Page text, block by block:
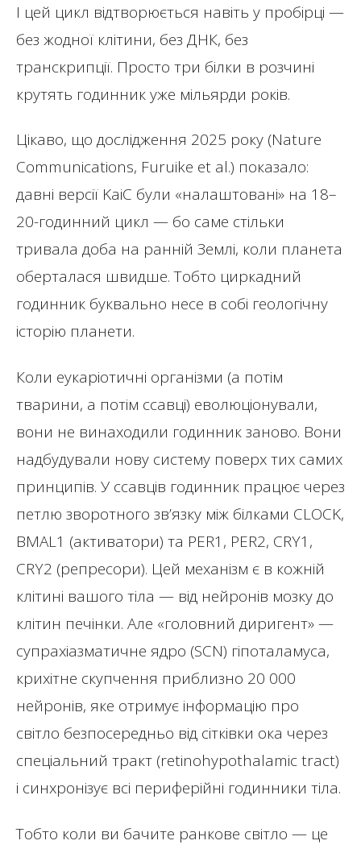
І цей цикл відтворюється навіть у пробірці —
без жодної клітини, без ДНК, без
транскрипції. Просто три білки в розчині
крутять годинник уже мільярди років.
Цікаво, що дослідження 2025 року (Nature
Communications, Furuike et al.) показало:
давні версії KaiC були «налаштовані» на 18–
20-годинний цикл — бо саме стільки
тривала доба на ранній Землі, коли планета
оберталася швидше. Тобто циркадний
годинник буквально несе в собі геологічну
історію планети.
Коли еукаріотичні організми (а потім
тварини, а потім ссавці) еволюціонували,
вони не винаходили годинник заново. Вони
надбудували нову систему поверх тих самих
принципів. У ссавців годинник працює через
петлю зворотного зв’язку між білками CLOCK,
BMAL1 (активатори) та PER1, PER2, CRY1,
CRY2 (репресори). Цей механізм є в кожній
клітині вашого тіла — від нейронів мозку до
клітин печінки. Але «головний диригент» —
супрахіазматичне ядро (SCN) гіпоталамуса,
крихітне скупчення приблизно 20 000
нейронів, яке отримує інформацію про
світло безпосередньо від сітківки ока через
спеціальний тракт (retinohypothalamic tract)
і синхронізує всі периферійні годинники тіла.
Тобто коли ви бачите ранкове світло — це